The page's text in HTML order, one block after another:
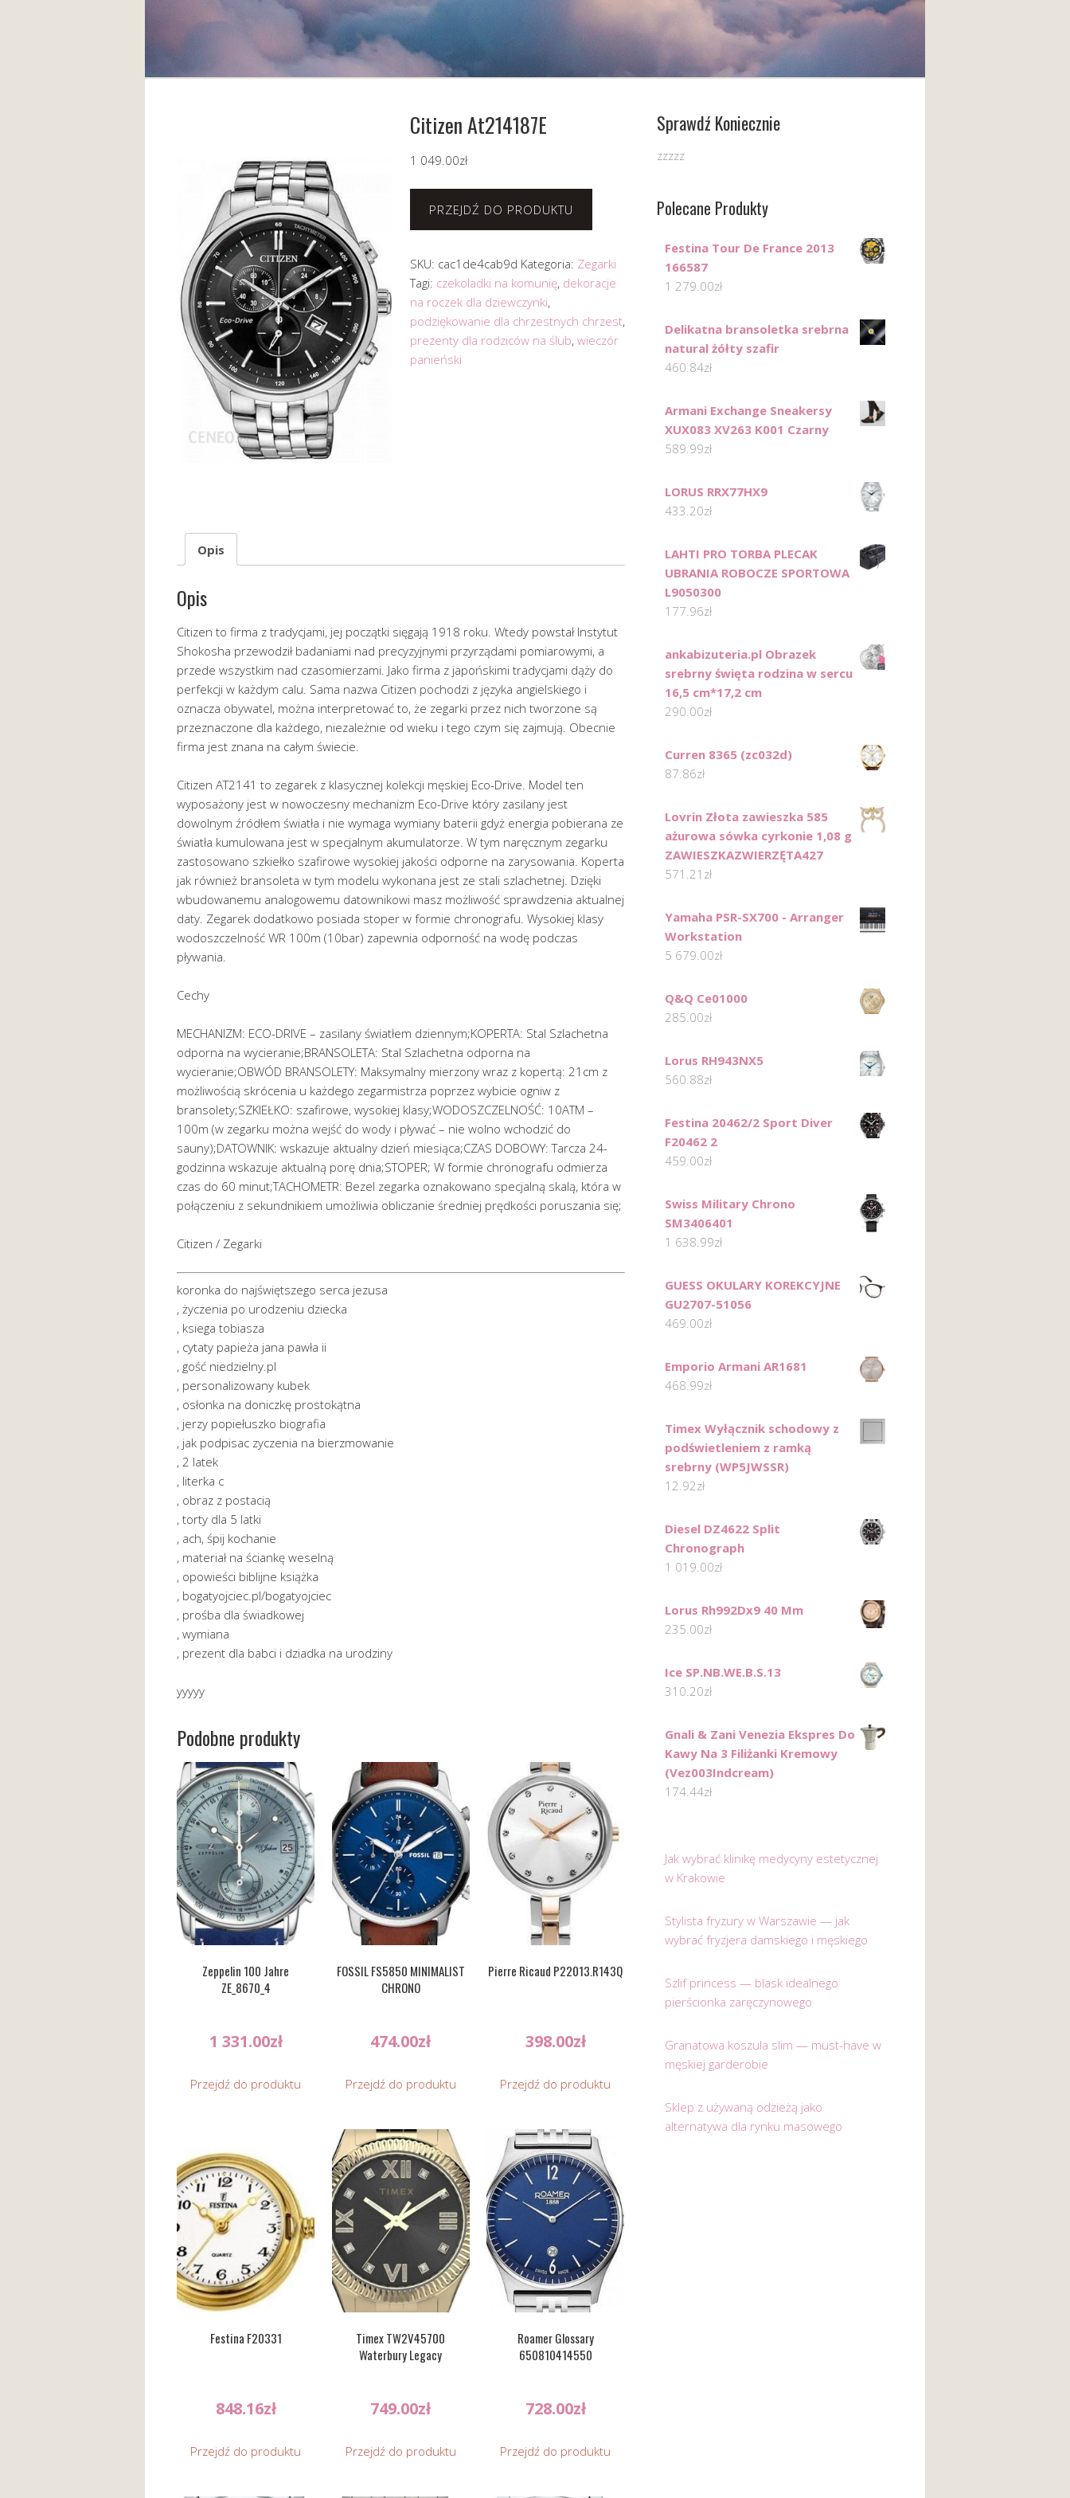
Citizen At214187E
1 049.00zł
PRZEJDŹ DO PRODUKTU
SKU: cac1de4cab9d Kategoria: Zegarki
Tagi: czekoladki na komunię, dekoracje
na roczek dla dziewczynki,
podziękowanie dla chrzestnych chrzest,
prezenty dla rodziców na ślub, wieczór
panieński
Opis
Opis
Citizen to firma z tradycjami, jej początki sięgają 1918 roku. Wtedy powstał Instytut
Shokosha przewodził badaniami nad precyzyjnymi przyrządami pomiarowymi, a
przede wszystkim nad czasomierzami. Jako firma z japońskimi tradycjami dąży do
perfekcji w każdym calu. Sama nazwa Citizen pochodzi z języka angielskiego i
oznacza obywatel, można interpretować to, że zegarki przez nich tworzone są
przeznaczone dla każdego, niezależnie od wieku i tego czym się zajmują. Obecnie
firma jest znana na całym świecie.
Citizen AT2141 to zegarek z klasycznej kolekcji męskiej Eco-Drive. Model ten
wyposażony jest w nowoczesny mechanizm Eco-Drive który zasilany jest
dowolnym źródłem światła i nie wymaga wymiany baterii gdyż energia pobierana ze
światła kumulowana jest w specjalnym akumulatorze. W tym naręcznym zegarku
zastosowano szkiełko szafirowe wysokiej jakości odporne na zarysowania. Koperta
jak również bransoleta w tym modelu wykonana jest ze stali szlachetnej. Dzięki
wbudowanemu analogowemu datownikowi masz możliwość sprawdzenia aktualnej
daty. Zegarek dodatkowo posiada stoper w formie chronografu. Wysokiej klasy
wodoszczelność WR 100m (10bar) zapewnia odporność na wodę podczas
pływania.
Cechy
MECHANIZM: ECO-DRIVE – zasilany światłem dziennym;KOPERTA: Stal Szlachetna
odporna na wycieranie;BRANSOLETA: Stal Szlachetna odporna na
wycieranie;OBWÓD BRANSOLETY: Maksymalny mierzony wraz z kopertą: 21cm z
możliwością skrócenia u każdego zegarmistrza poprzez wybicie ogniw z
bransolety;SZKIEŁKO: szafirowe, wysokiej klasy;WODOSZCZELNOŚĆ: 10ATM –
100m (w zegarku można wejść do wody i pływać – nie wolno wchodzić do
sauny);DATOWNIK: wskazuje aktualny dzień miesiąca;CZAS DOBOWY: Tarcza 24-
godzinna wskazuje aktualną porę dnia;STOPER; W formie chronografu odmierza
czas do 60 minut;TACHOMETR: Bezel zegarka oznakowano specjalną skalą, która w
połączeniu z sekundnikiem umożliwia obliczanie średniej prędkości poruszania się;
Citizen / Zegarki
koronka do najświętszego serca jezusa
, życzenia po urodzeniu dziecka
, ksiega tobiasza
, cytaty papieża jana pawła ii
, gość niedzielny.pl
, personalizowany kubek
, osłonka na doniczkę prostokątna
, jerzy popiełuszko biografia
, jak podpisac zyczenia na bierzmowanie
, 2 latek
, literka c
, obraz z postacią
, torty dla 5 latki
, ach, śpij kochanie
, materiał na ściankę weselną
, opowieści biblijne książka
, bogatyojciec.pl/bogatyojciec
, prośba dla świadkowej
, wymiana
, prezent dla babci i dziadka na urodziny
yyyyy
Podobne produkty
Zeppelin 100 Jahre
ZE_8670_4
1 331.00zł
Przejdź do produktu
FOSSIL FS5850 MINIMALIST
CHRONO
474.00zł
Przejdź do produktu
Pierre Ricaud P22013.R143Q
398.00zł
Przejdź do produktu
Festina F20331
848.16zł
Przejdź do produktu
Timex TW2V45700
Waterbury Legacy
749.00zł
Przejdź do produktu
Roamer Glossary
650810414550
728.00zł
Przejdź do produktu
Sprawdź Koniecznie
zzzzz
Polecane Produkty
Festina Tour De France 2013
166587
1 279.00zł
Delikatna bransoletka srebrna
natural żółty szafir
460.84zł
Armani Exchange Sneakersy
XUX083 XV263 K001 Czarny
589.99zł
LORUS RRX77HX9
433.20zł
LAHTI PRO TORBA PLECAK
UBRANIA ROBOCZE SPORTOWA
L9050300
177.96zł
ankabizuteria.pl Obrazek
srebrny święta rodzina w sercu
16,5 cm*17,2 cm
290.00zł
Curren 8365 (zc032d)
87.86zł
Lovrin Złota zawieszka 585
ażurowa sówka cyrkonie 1,08 g
ZAWIESZKAZWIERZĘTA427
571.21 zł
Yamaha PSR-SX700 - Arranger
Workstation
5 679.00zł
Q&Q Ce01000
285.00zł
Lorus RH943NX5
560.88zł
Festina 20462/2 Sport Diver
F20462 2
459.00zł
Swiss Military Chrono
SM3406401
1 638.99zł
GUESS OKULARY KOREKCYJNE
GU2707-51056
469.00zł
Emporio Armani AR1681
468.99zł
Timex Wyłącznik schodowy z
podświetleniem z ramką
srebrny (WP5JWSSR)
12.92zł
Diesel DZ4622 Split
Chronograph
1 019.00zł
Lorus Rh992Dx9 40 Mm
235.00zł
Ice SP.NB.WE.B.S.13
310.20zł
Gnali & Zani Venezia Ekspres Do
Kawy Na 3 Filiżanki Kremowy
(Vez003Indcream)
174.44zł
Jak wybrać klinikę medycyny estetycznej
w Krakowie
Stylista fryzury w Warszawie — jak
wybrać fryzjera damskiego i męskiego
Szlif princess — blask idealnego
pierścionka zaręczynowego
Granatowa koszula slim — must-have w
męskiej garderobie
Sklep z używaną odzieżą jako
alternatywa dla rynku masowego